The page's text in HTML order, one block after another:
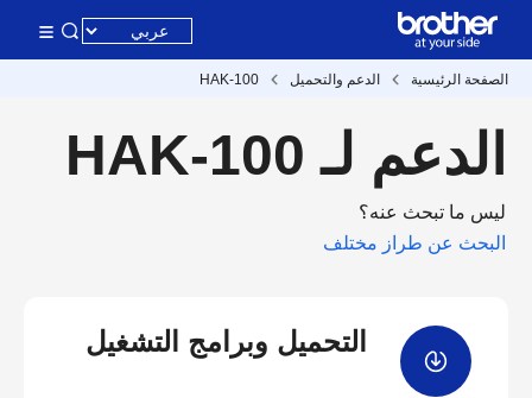
الصفحة الرئيسية الدعم والتحميل HAK-100
الدعم لـ HAK-100
ليس ما تبحث عنه؟
البحث عن طراز مختلف
التحميل وبرامج التشغيل